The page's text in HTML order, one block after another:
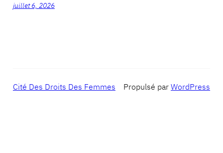
juillet 6, 2026
Cité Des Droits Des Femmes Propulsé parWordPress